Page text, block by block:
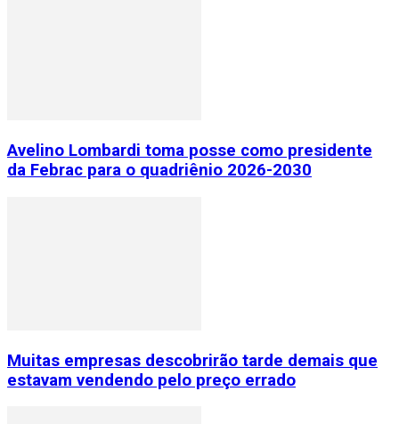
Avelino Lombardi toma posse como presidente
da Febrac para o quadriênio 2026-2030
Muitas empresas descobrirão tarde demais que
estavam vendendo pelo preço errado